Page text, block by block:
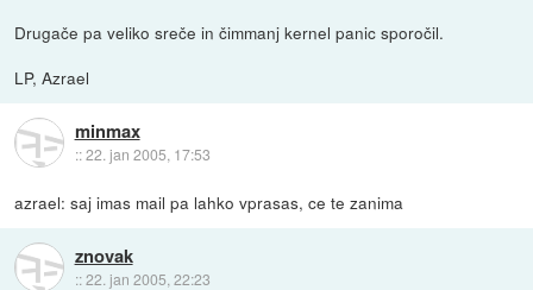
Drugače pa veliko sreče in čimmanj kernel panic sporočil.
LP, Azrael
minmax
::22. jan 2005, 17:53
azrael: saj imas mail pa lahko vprasas, ce te zanima
znovak
::22. jan 2005, 22:23